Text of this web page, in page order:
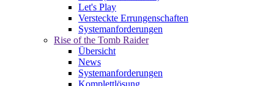
Let's Play
Versteckte Errungenschaften
Systemanforderungen
Rise of the Tomb Raider
Übersicht
News
Systemanforderungen
Komplettlösung